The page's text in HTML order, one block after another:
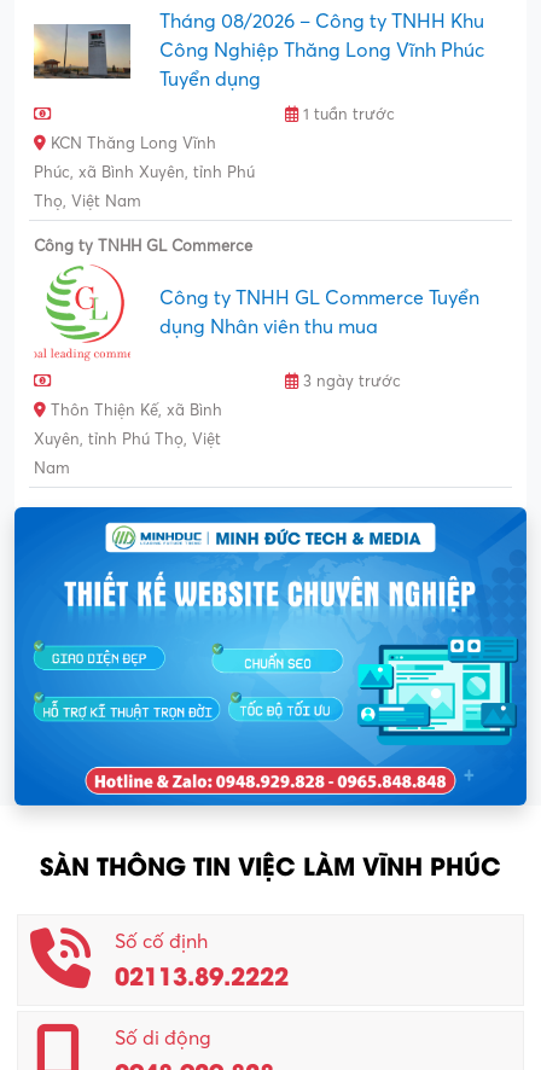
Tháng 08/2026 – Công ty TNHH Khu
Công Nghiệp Thăng Long Vĩnh Phúc
Tuyển dụng
1 tuần trước
KCN Thăng Long Vĩnh
Phúc, xã Bình Xuyên, tỉnh Phú
Thọ, Việt Nam
Công ty TNHH GL Commerce
Công ty TNHH GL Commerce Tuyển
dụng Nhân viên thu mua
3 ngày trước
Thôn Thiện Kế, xã Bình
Xuyên, tỉnh Phú Thọ, Việt
Nam
SÀN THÔNG TIN VIỆC LÀM VĨNH PHÚC
Số cố định
02113.89.2222
Số di động